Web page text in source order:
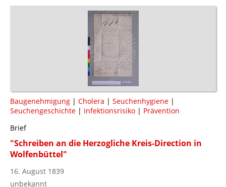
Baugenehmigung | Cholera | Seuchenhygiene |
Seuchengeschichte | Infektionsrisiko | Prävention
Brief
"Schreiben an die Herzogliche Kreis-Direction in
Wolfenbüttel"
16. August 1839
unbekannt